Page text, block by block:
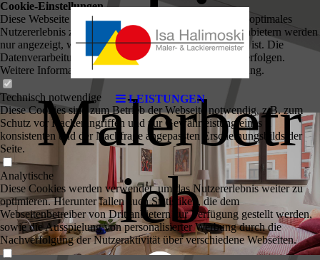
LEISTUNGEN
ski
Malerbetr
ieb
Cookie-Einstellungen
Diese Webseite verwendet Cookies, um Besuchern ein optimales
Nutzererlebnis zu bieten. Bestimmte Inhalte von Drittanbietern werden
nur angezeigt, wenn die entsprechende Option aktiviert ist. Die
Datenverarbeitung kann dann auch in einem Drittland erfolgen.
Weitere Informationen hierzu in der Datenschutzerklärung.
Technisch notwendige
Diese Cookies sind zum Betrieb der Webseite notwendig, z.B. zum
Schutz vor Hackerangriffen und zur Gewährleistung eines
konsistenten und der Nachfrage angepassten Erscheinungsbilds der
Seite.
Analytische
Diese Cookies werden verwendet, um das Nutzererlebnis weiter zu
optimieren. Hierunter fallen auch Statistiken, die dem
Webseitenbetreiber von Drittanbietern zur Verfügung gestellt werden,
sowie die Ausspielung von personalisierter Werbung durch die
Nachverfolgung der Nutzeraktivität über verschiedene Webseiten.